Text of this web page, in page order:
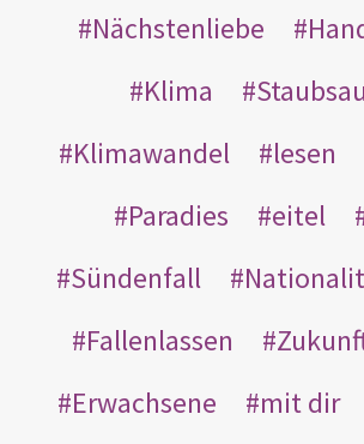
Nächstenliebe
Klima
Klimawandel
lesen
Paradies
eitel
Sündenfall
Fallenlassen
Erwachsene
mit dir